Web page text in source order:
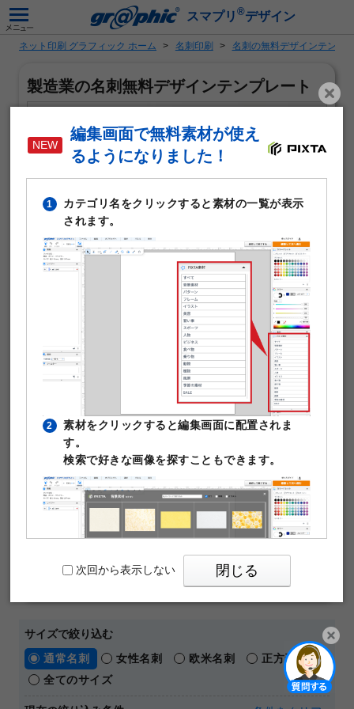
スマプリ ®デザイン
ネット印刷 グラフィック ホーム 名刺印刷 名刺の無料デザインテンプ
製造業の名刺無料デザインテンプレート
「製造業」がテーマの名刺作成に使える無料デザインテン
プレートです。写真や文字を入れるだけで本格的な名刺が
作成できます。テンプレート編集は無料。そのまま印刷注
文が可能です。
50枚 ￥480 (税込) ～
通常名刺 オンデマンド
名刺の料金や仕様の詳細はこちら
【 人気の名刺デザインテーマ 】
横向き ビジネス
シンプル
パワーポイントテンプレート
サイズで絞り込む
通常名刺
女性名刺 欧米名刺
正方形名刺
全てのサイズ
編集画面で無料素材が使え
るようになりました！
1
カテゴリ名をクリックすると素材の一覧が表示
されます。
2
素材をクリックすると編集画面に配置されま
す。
検索で好きな画像を探すこともできます。
3
PIXTAの透かし文字は印刷時に消えますのでご
安心ください。
次回から表示しない 閉じる
開く